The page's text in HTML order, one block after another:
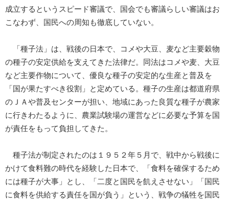
成立するというスピード審議で、国会でも審議らしい審議はお
こなわず、国民への周知も徹底していない。
「種子法」は、戦後の日本で、コメや大豆、麦など主要穀物
の種子の安定供給を支えてきた法律だ。同法はコメや麦、大豆
など主要作物について、優良な種子の安定的な生産と普及を
「国が果たすべき役割」と定めている。種子の生産は都道府県
のＪＡや普及センターが担い、地域にあった良質な種子が農家
に行きわたるように、農業試験場の運営などに必要な予算を国
が責任をもって負担してきた。
種子法が制定されたのは１９５２年５月で、戦中から戦後に
かけて食料難の時代を経験した日本で、「食料を確保するため
には種子が大事」とし、「二度と国民を飢えさせない」「国民
に食料を供給する責任を国が負う」という、戦争の犠牲を国民